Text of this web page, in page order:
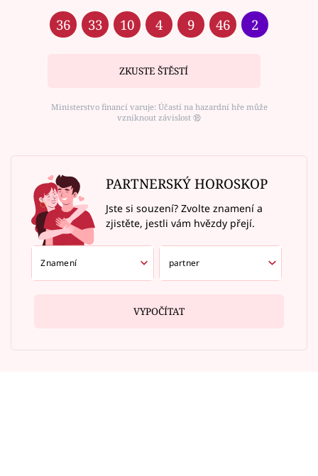
36 33 10 4 9 46 2
ZKUSTE ŠTĚSTÍ
Ministerstvo financí varuje: Účastí na hazardní hře může
vzniknout závislost ⑱
PARTNERSKÝ HOROSKOP
Jste si souzení? Zvolte znamení a
zjistěte, jestli vám hvězdy přejí.
VYPOČÍTAT